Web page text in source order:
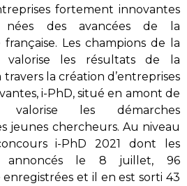
fortement innovantes
nées des avancées de la
Les champions de la
valorise les résultats de la
la création d’entreprises
i-PhD, situé en amont de
les démarches
jeunes chercheurs. Au niveau
i-PhD 2021 dont les
annoncés le 8 juillet, 96
et il en est sorti 43